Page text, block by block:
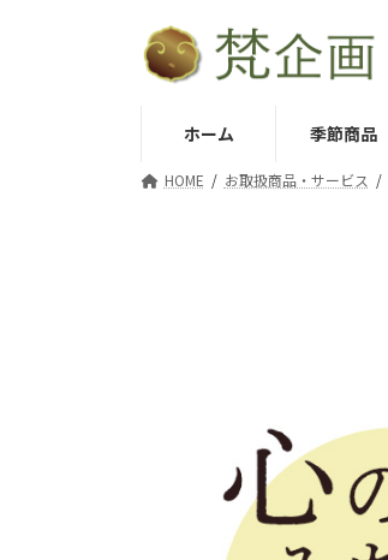
ホーム 季節商品
HOME お取扱商品・サービス